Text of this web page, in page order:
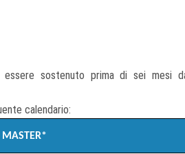
sostenuto prima di sei mesi
calendario:
MASTER*